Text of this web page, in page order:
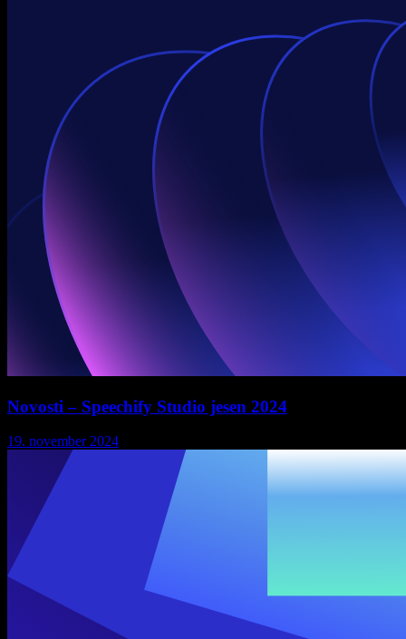
Novosti – Speechify Studio jesen 2024
19. november 2024